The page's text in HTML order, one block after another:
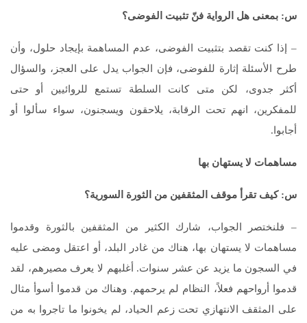
س: بمعنى هل الرواية فنّ تثبيت الفوضى؟
– إذا كنت تقصد بتثبيت الفوضى، عدم المساهمة بإيجاد حلول، وأن
طرح الأسئلة إثارة للفوضى، فإن الجواب يدل على العجز، والسؤال
أكثر جدوى، لكن متى كانت السلطة تستمع للروائيين أو حتى
للمفكرين، انهم تحت الرقابة، يلاحقون ويسجنون، سواء سألوا أو
أجابوا.
مساهمات لا يستهان بها
س:كيف تقرأ موقف المثقفين من الثورة السورية؟
– فلنختصر الجواب، شارك الكثير من المثقفين بالثورة وقدموا
مساهمات لا يستهان بها، هناك من غادر البلد، أو اعتقل ومضى عليه
في السجون ما يزيد عن عشر سنوات. أغلبهم لا يعرف مصيرهم، لقد
قدموا أرواحهم فعلاً، النظام لم يرحمهم. وهناك من قدموا أسوأ مثال
على المثقف الانتهازي تحت زعم الحياد، لم يخونوا ما تاجروا به من